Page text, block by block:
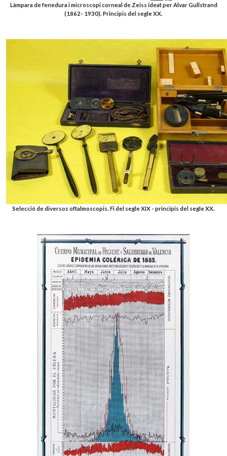
Làmpara de fenedura i microscopi corneal de Zeiss ideat per Alvar Gullstrand
(1862- 1930). Principis del segle XX.
Selecció de diversos oftalmoscopis. Fi del segle XIX - principis del segle XX.